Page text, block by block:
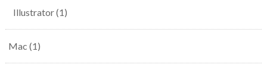
Illustrator(1)
Mac (1)